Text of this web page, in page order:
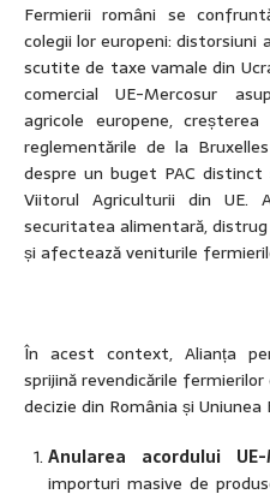
Fermierii români se
colegii lor europeni: distorsiuni
scutite de taxe vamale din
comercial UE-Mercosur
agricole europene,
reglementările de la
despre un buget PAC
Viitorul Agriculturii din UE.
securitatea alimentară, distrug
și afectează veniturile
În acest context, Alianța
sprijină revendicările
decizie din România și Uniunea
Anularea acordului UE-
importuri masive de